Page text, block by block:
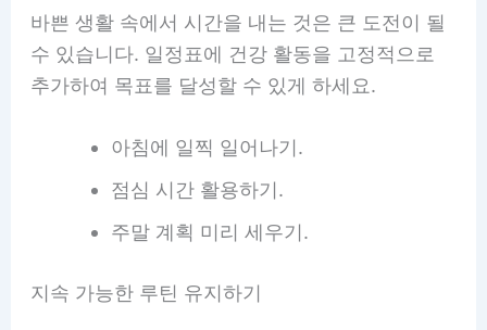
바쁜 생활 속에서 시간을 내는 것은 큰 도전이 될
수 있습니다. 일정표에 건강 활동을 고정적으로
추가하여 목표를 달성할 수 있게 하세요.
아침에 일찍 일어나기.
점심 시간 활용하기.
주말 계획 미리 세우기.
지속 가능한 루틴 유지하기